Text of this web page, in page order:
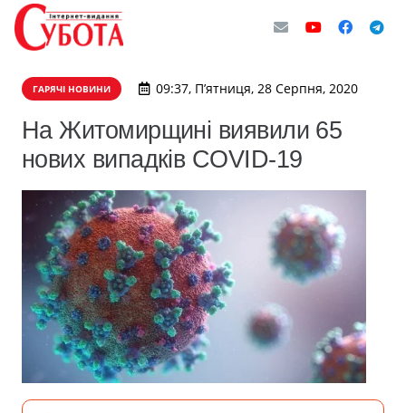
ГАРЯЧІ НОВИНИ 09:37, П’ятниця, 28 Серпня, 2020
На Житомирщині виявили 65
нових випадків COVID-19